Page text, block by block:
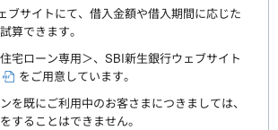
ブサイトにて、借入金額や借入期間に応じた
算できます。
宅ローン専用＞、SBI新生銀行ウェブサイト
をご用意しています。
を既にご利用中のお客さまにつきましては、
することはできません。